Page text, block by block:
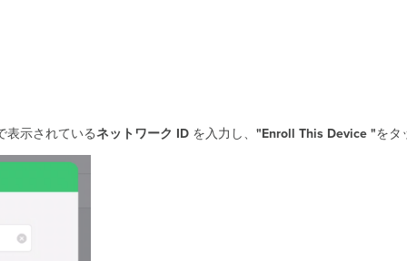
表示されているネットワーク ID を入力し、 "Enroll This Device "をタ